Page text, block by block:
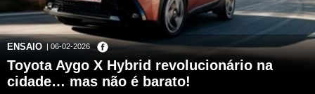
ENSAIO | 06-02-2026
Toyota Aygo X Hybrid revolucionário na
cidade… mas não é barato!